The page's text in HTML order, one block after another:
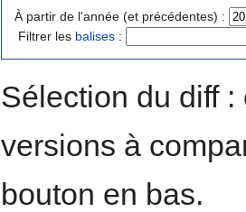
À partir de l'année (et précédentes) :
Filtrer les balises :
Sélection du diff
versions à
bouton en bas.